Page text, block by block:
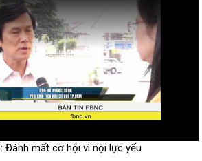
Đánh mất cơ hội vì nội lực yếu